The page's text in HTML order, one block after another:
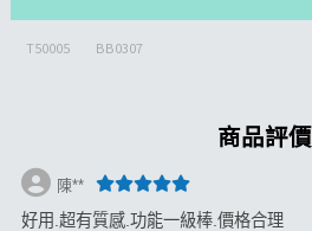
T50005 BB0307
商品評價
陳**
好用.超有質感.功能一級棒.價格合理